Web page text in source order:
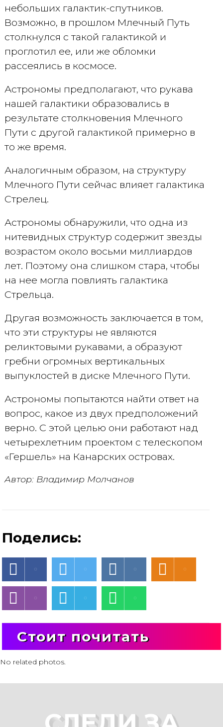
небольших галактик-спутников.
Возможно, в прошлом Млечный Путь
столкнулся с такой галактикой и
проглотил ее, или же обломки
рассеялись в космосе.
Астрономы предполагают, что рукава
нашей галактики образовались в
результате столкновения Млечного
Пути с другой галактикой примерно в
то же время.
Аналогичным образом, на структуру
Млечного Пути сейчас влияет галактика
Стрелец.
Астрономы обнаружили, что одна из
нитевидных структур содержит звезды
возрастом около восьми миллиардов
лет. Поэтому она слишком стара, чтобы
на нее могла повлиять галактика
Стрельца.
Другая возможность заключается в том,
что эти структуры не являются
реликтовыми рукавами, а образуют
гребни огромных вертикальных
выпуклостей в диске Млечного Пути.
Астрономы попытаются найти ответ на
вопрос, какое из двух предположений
верно. С этой целью они работают над
четырехлетним проектом с телескопом
«Гершель» на Канарских островах.
Автор: Владимир Молчанов
Поделись:
Стоит почитать
No related photos.